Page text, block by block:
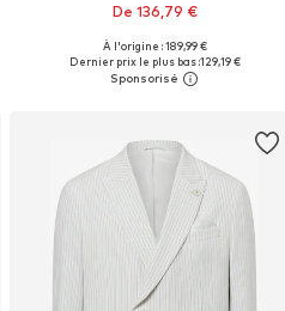
De 136,79 €
Disponible en plusieurs tailles
Ajouter au panier
À l'origine : 189,99 €
Dernier prix le plus bas :129,19 €